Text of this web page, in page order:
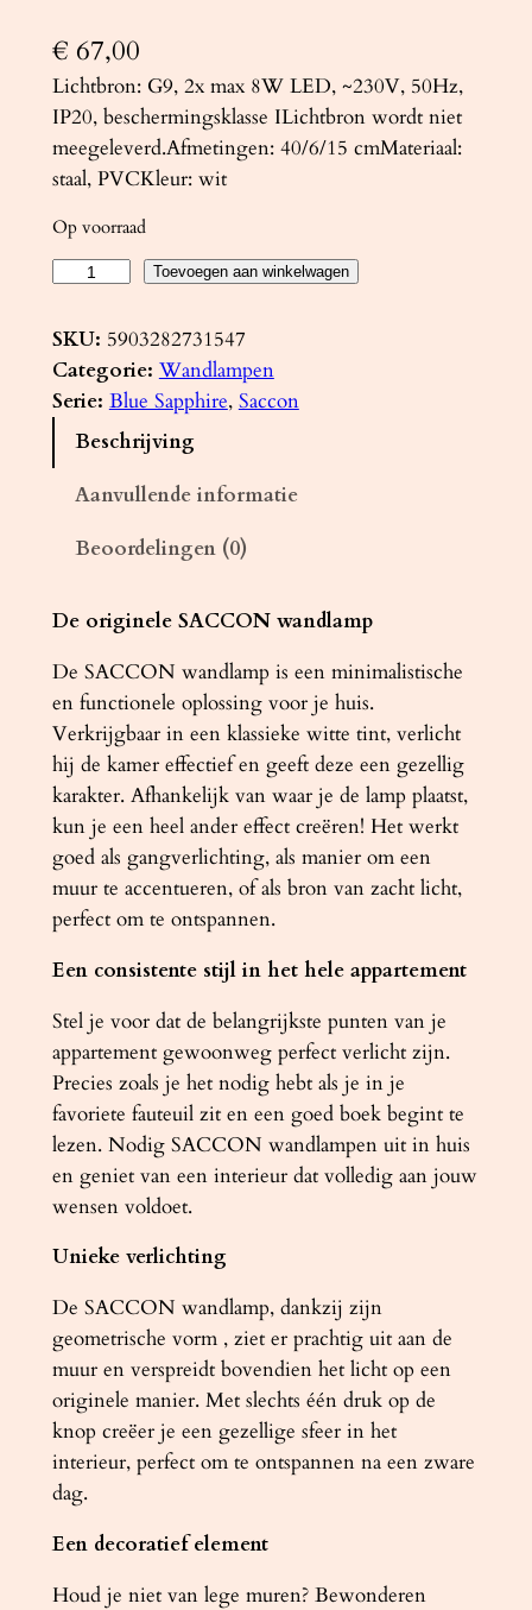
€ 67,00
Lichtbron: G9, 2x max 8W LED, ~230V, 50Hz,
IP20, beschermingsklasse ILichtbron wordt niet
meegeleverd.Afmetingen: 40/6/15 cmMateriaal:
staal, PVCKleur: wit
Op voorraad
n
d
l
C
N
w
i
t
a
a
n
t
a
Toevoegen aan winkelwagen
SKU: 5903282731547
Categorie: Wandlampen
Serie: Blue Sapphire, Saccon
Beschrijving
Aanvullende informatie
Beoordelingen (0)
De originele SACCON wandlamp
De SACCON wandlamp is een minimalistische
en functionele oplossing voor je huis.
Verkrijgbaar in een klassieke witte tint, verlicht
hij de kamer effectief en geeft deze een gezellig
karakter. Afhankelijk van waar je de lamp plaatst,
kun je een heel ander effect creëren! Het werkt
goed als gangverlichting, als manier om een ​​
muur te accentueren, of als bron van zacht licht,
perfect om te ontspannen.
Een consistente stijl in het hele appartement
Stel je voor dat de belangrijkste punten van je
appartement gewoonweg perfect verlicht zijn.
Precies zoals je het nodig hebt als je in je
favoriete fauteuil zit en een goed boek begint te
lezen. Nodig SACCON wandlampen uit in huis
en geniet van een interieur dat volledig aan jouw
wensen voldoet.
Unieke verlichting
De SACCON wandlamp, dankzij zijn
geometrische vorm , ziet er prachtig uit aan de
muur en verspreidt bovendien het licht op een
originele manier. Met slechts één druk op de
knop creëer je een gezellige sfeer in het
interieur, perfect om te ontspannen na een zware
dag.
Een decoratief element
Houd je niet van lege muren? Bewonderen